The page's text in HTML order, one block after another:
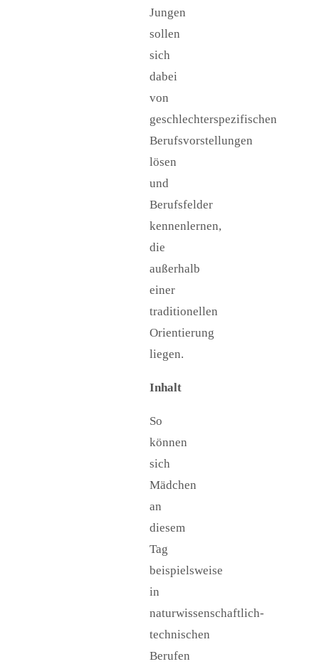
Jungen
sollen
sich
dabei
von
geschlechterspezifischen
Berufsvorstellungen
lösen
und
Berufsfelder
kennenlernen,
die
außerhalb
einer
traditionellen
Orientierung
liegen.
Inhalt
So
können
sich
Mädchen
an
diesem
Tag
beispielsweise
in
naturwissenschaftlich-
technischen
Berufen